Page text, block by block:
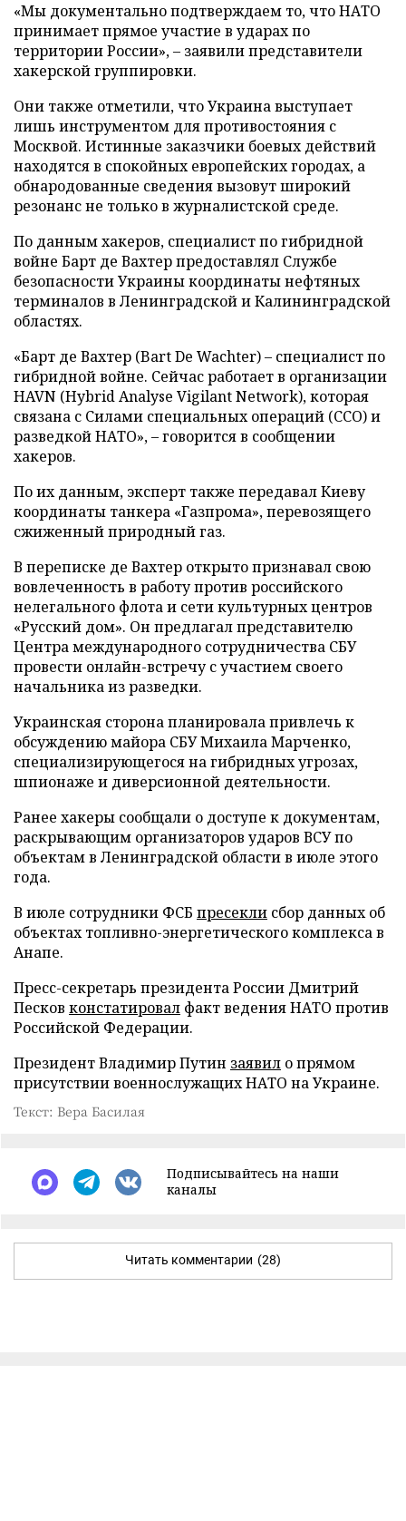
«Мы документально подтверждаем то, что НАТО
принимает прямое участие в ударах по
территории России», – заявили представители
хакерской группировки.
Они также отметили, что Украина выступает
лишь инструментом для противостояния с
Москвой. Истинные заказчики боевых действий
находятся в спокойных европейских городах, а
обнародованные сведения вызовут широкий
резонанс не только в журналистской среде.
По данным хакеров, специалист по гибридной
войне Барт де Вахтер предоставлял Службе
безопасности Украины координаты нефтяных
терминалов в Ленинградской и Калининградской
областях.
«Барт де Вахтер (Bart De Wachter) – специалист по
гибридной войне. Сейчас работает в организации
HAVN (Hybrid Analyse Vigilant Network), которая
связана с Силами специальных операций (ССО) и
разведкой НАТО», – говорится в сообщении
хакеров.
По их данным, эксперт также передавал Киеву
координаты танкера «Газпрома», перевозящего
сжиженный природный газ.
В переписке де Вахтер открыто признавал свою
вовлеченность в работу против российского
нелегального флота и сети культурных центров
«Русский дом». Он предлагал представителю
Центра международного сотрудничества СБУ
провести онлайн-встречу с участием своего
начальника из разведки.
Украинская сторона планировала привлечь к
обсуждению майора СБУ Михаила Марченко,
специализирующегося на гибридных угрозах,
шпионаже и диверсионной деятельности.
Ранее хакеры сообщали о доступе к документам,
раскрывающим организаторов ударов ВСУ по
объектам в Ленинградской области в июле этого
года.
В июле сотрудники ФСБ пресекли сбор данных об
объектах топливно-энергетического комплекса в
Анапе.
Пресс-секретарь президента России Дмитрий
Песков констатировал факт ведения НАТО против
Российской Федерации.
Президент Владимир Путин заявил о прямом
присутствии военнослужащих НАТО на Украине.
Текст: Вера Басилая
Подписывайтесь на наши
каналы
Читать комментарии (28)